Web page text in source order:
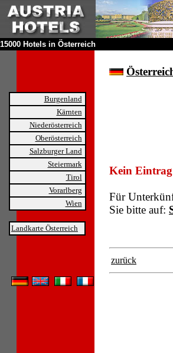
15000 Hotels in Österreich
Burgenland
Kärnten
Niederösterreich
Oberösterreich
Salzburger Land
Steiermark
Tirol
Vorarlberg
Wien
Landkarte Österreich
Kein
Für
Sie bitte auf:
zurück